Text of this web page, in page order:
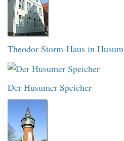
Theodor-Storm-Haus in Husum
Der Husumer Speicher